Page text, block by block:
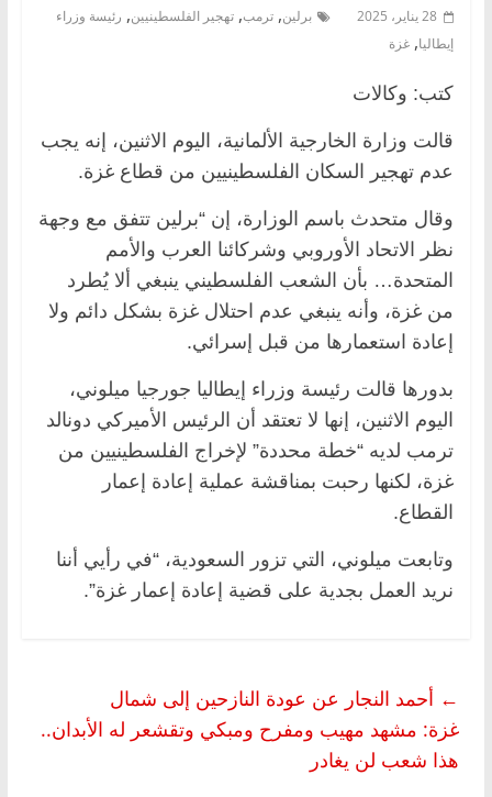
28 يناير، 2025 برلين, ترمب, تهجير الفلسطينيين, رئيسة وزراء
إيطاليا, غزة
كتب: وكالات
قالت وزارة الخارجية الألمانية، اليوم الاثنين، إنه يجب
عدم تهجير السكان الفلسطينيين من قطاع غزة.
وقال متحدث باسم الوزارة، إن “برلين تتفق مع وجهة
نظر الاتحاد الأوروبي وشركائنا العرب والأمم
المتحدة… بأن الشعب الفلسطيني ينبغي ألا يُطرد
من غزة، وأنه ينبغي عدم احتلال غزة بشكل دائم ولا
إعادة استعمارها من قبل إسرائي.
بدورها قالت رئيسة وزراء إيطاليا جورجيا ميلوني،
اليوم الاثنين، إنها لا تعتقد أن الرئيس الأميركي دونالد
ترمب لديه “خطة محددة” لإخراج الفلسطينيين من
غزة، لكنها رحبت بمناقشة عملية إعادة إعمار
القطاع.
وتابعت ميلوني، التي تزور السعودية، “في رأيي أننا
نريد العمل بجدية على قضية إعادة إعمار غزة”.
← أحمد النجار عن عودة النازحين إلى شمال
غزة: مشهد مهيب ومفرح ومبكي وتقشعر له الأبدان..
هذا شعب لن يغادر